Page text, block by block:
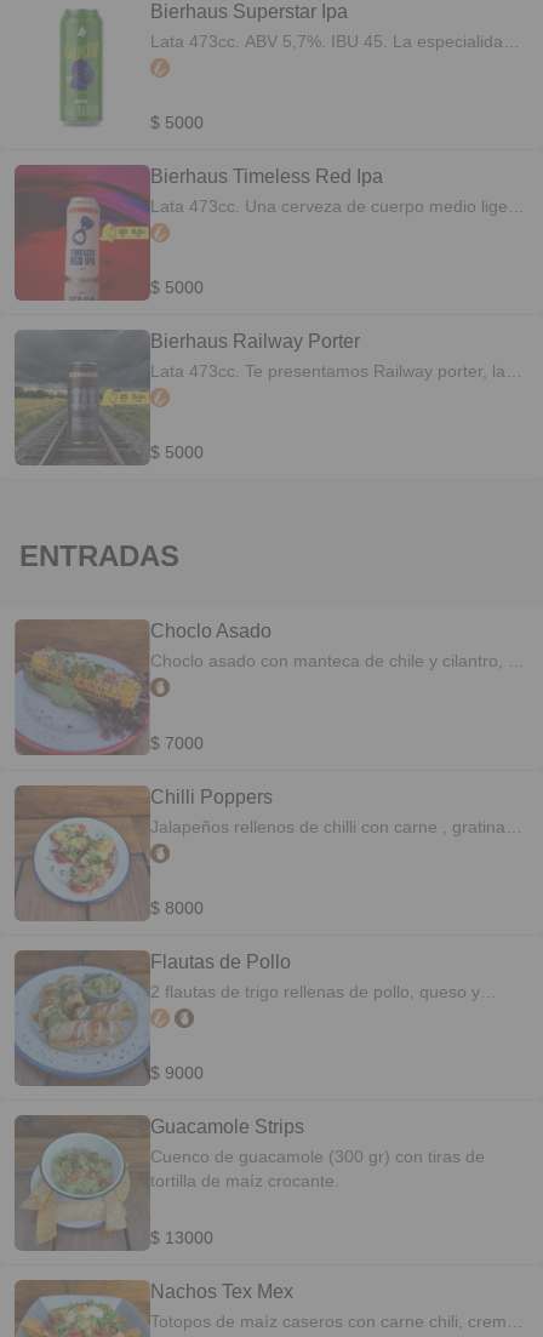
Bierhaus Superstar Ipa
Lata 473cc. ABV 5,7%. IBU 45. La especialidad
de la casa; una versión americana de la
fragancia de otro planeta a lúpulos cítricos y
estrella brilla día y noche.
$ 5000
Bierhaus Timeless Red Ipa
Lata 473cc. Una cerveza de cuerpo medio ligero
con notas de caramelo, grano tostado, cítricos y
Superstar, podés visitar esta maravilla cualquier
$ 5000
Bierhaus Railway Porter
Lata 473cc. Te presentamos Railway porter, la
precursora del estilo Stout de origen londinense.
cuerpo que va de medio a fuerte, se encuentran
$ 5000
ENTRADAS
Choclo Asado
Choclo asado con manteca de chile y cilantro, y
parmesano rallado.
$ 7000
Chilli Poppers
Jalapeños rellenos de chilli con carne , gratinado
con mozzarella y parmesano.
$ 8000
Flautas de Pollo
2 flautas de trigo rellenas de pollo, queso y
cilantro.
$ 9000
Guacamole Strips
Cuenco de guacamole (300 gr) con tiras de
tortilla de maíz crocante.
$ 13000
Nachos Tex Mex
Totopos de maíz caseros con carne chili, crema